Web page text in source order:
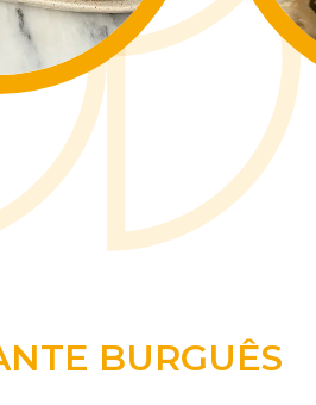
BURGUÊS